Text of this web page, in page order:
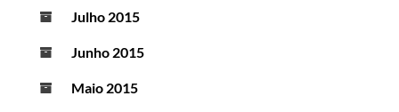
Julho 2015
Junho 2015
Maio 2015